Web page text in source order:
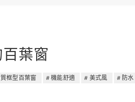
葉窗
框型百葉窗 機能舒適 美式風 防水